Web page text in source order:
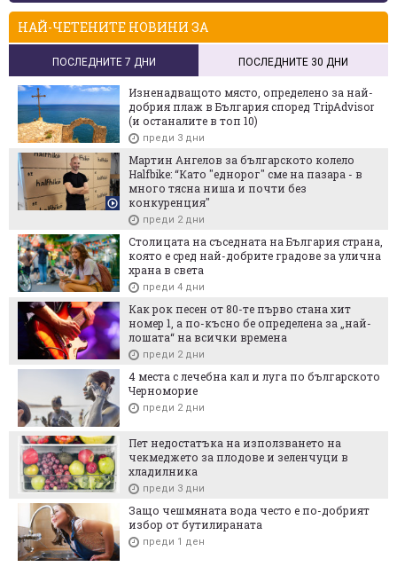
НАЙ-ЧЕТЕНИТЕ НОВИНИ ЗА
ПОСЛЕДНИТЕ 7 ДНИ ПОСЛЕДНИТЕ 30 ДНИ
Изненадващото място, определено за най-
добрия плаж в България според TripAdvisor
(и останалите в топ 10)
преди 3 дни
Мартин Ангелов за българското колело
Halfbike: “Като "еднорог" сме на пазара - в
много тясна ниша и почти без
конкуренция"
преди 2 дни
Столицата на съседната на България страна,
която е сред най-добрите градове за улична
храна в света
преди 4 дни
Как рок песен от 80-те първо стана хит
номер 1, а по-късно бе определена за „най-
лошата“ на всички времена
преди 2 дни
4 места с лечебна кал и луга по българското
Черноморие
преди 2 дни
Пет недостатъка на използването на
чекмеджето за плодове и зеленчуци в
хладилника
преди 3 дни
Защо чешмяната вода често е по-добрият
избор от бутилираната
преди 1 ден